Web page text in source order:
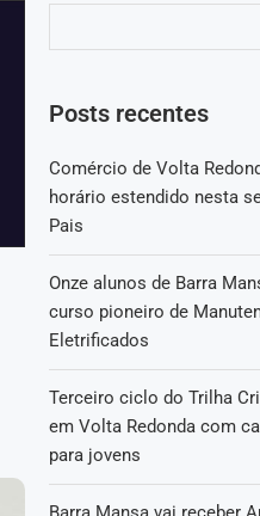
Posts recentes
Comércio de Volta
horário estendido nesta
Pais
Onze alunos de Barra
curso pioneiro de
Eletrificados
Terceiro ciclo do Trilha
em Volta Redonda com
para jovens